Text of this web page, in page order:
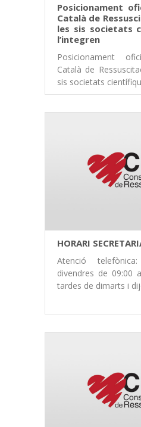
Posicionament
Català de
les sis societats
l’integren
Posicionament
Català de
sis societats
HORARI
Atenció
divendres de 09:00
tardes de dimarts i